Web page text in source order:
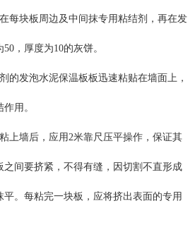
每块板周边及中间抹专用粘结剂，再在发
，厚度为10的灰饼。
的发泡水泥保温板板迅速粘贴在墙面上，
用。
上墙后，应用2米靠尺压平操作，保证其
间要挤紧，不得有缝，因切割不直形成
。每粘完一块板，应将挤出表面的专用